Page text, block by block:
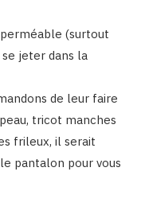
(surtout
jeter dans la
de leur faire
tricot manches
frileux, il serait
pantalon pour vous